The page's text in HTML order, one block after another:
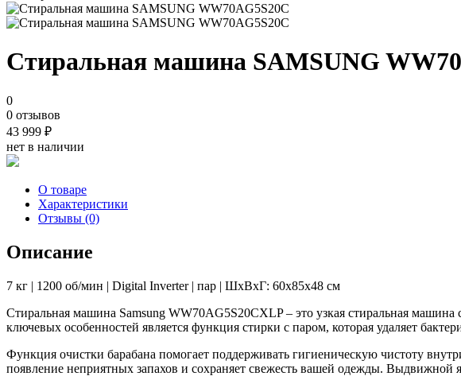
Стиральная машина SAMSUNG
0
0 отзывов
43 999 ₽
нет в наличии
О товаре
Характеристики
Отзывы (0)
Описание
7 кг | 1200 об/мин | Digital Inverter | пар | ШхВхГ: 60x85x48 см
Стиральная машина Samsung WW70AG5S20CXLP – это узкая стиральная
ключевых особенностей является функция стирки с паром, которая удаляет
Функция очистки барабана помогает поддерживать гигиеническую чистоту
появление неприятных запахов и сохраняет свежесть вашей одежды.